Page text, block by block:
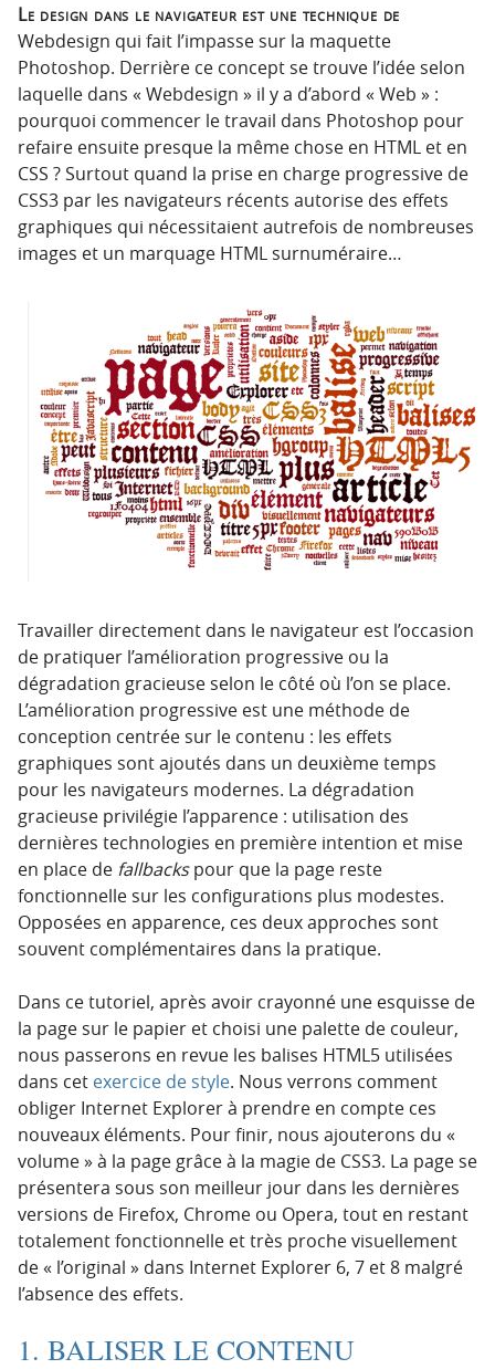
i
p
a
l
e
Le design dans le navigateur est une technique de
Webdesign qui fait l’impasse sur la maquette
Photoshop. Derrière ce concept se trouve l’idée selon
laquelle dans « Webdesign » il y a d’abord « Web » :
pourquoi commencer le travail dans Photoshop pour
refaire ensuite presque la même chose en HTML et en
CSS ? Surtout quand la prise en charge progressive de
CSS3 par les navigateurs récents autorise des effets
graphiques qui nécessitaient autrefois de nombreuses
images et un marquage HTML surnuméraire…
Travailler directement dans le navigateur est l’occasion
de pratiquer l’amélioration progressive ou la
dégradation gracieuse selon le côté où l’on se place.
L’amélioration progressive est une méthode de
conception centrée sur le contenu : les effets
graphiques sont ajoutés dans un deuxième temps
pour les navigateurs modernes. La dégradation
gracieuse privilégie l’apparence : utilisation des
dernières technologies en première intention et mise
en place de fallbackspour que la page reste
fonctionnelle sur les configurations plus modestes.
Opposées en apparence, ces deux approches sont
souvent complémentaires dans la pratique.
Dans ce tutoriel, après avoir crayonné une esquisse de
la page sur le papier et choisi une palette de couleur,
nous passerons en revue les balises HTML5 utilisées
dans cet exercice de style. Nous verrons comment
obliger Internet Explorer à prendre en compte ces
nouveaux éléments. Pour finir, nous ajouterons du «
volume » à la page grâce à la magie de CSS3. La page se
présentera sous son meilleur jour dans les dernières
versions de Firefox, Chrome ou Opera, tout en restant
totalement fonctionnelle et très proche visuellement
de « l’original » dans Internet Explorer 6, 7 et 8 malgré
l’absence des effets.
1. BALISER LE CONTENU